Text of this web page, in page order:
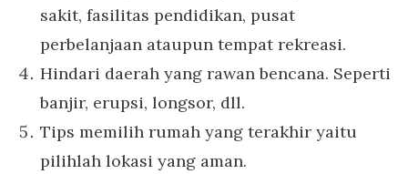
sakit, fasilitas pendidikan, pusat
perbelanjaan ataupun tempat rekreasi.
Hindari daerah yang rawan bencana. Seperti
banjir, erupsi, longsor, dll.
Tips memilih rumah yang terakhir yaitu
pilihlah lokasi yang aman.